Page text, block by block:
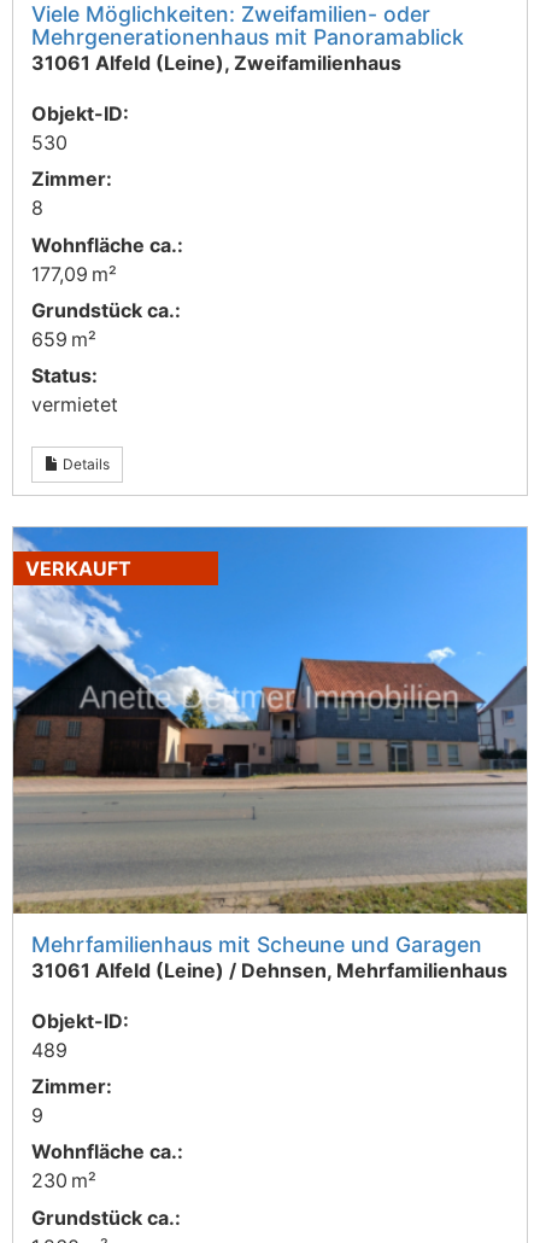
Viele Möglichkeiten: Zweifamilien- oder
Mehrgenerationenhaus mit Panoramablick
31061 Alfeld (Leine), Zweifamilienhaus
Objekt-ID:
530
Zimmer:
8
Wohnfläche ca.:
177,09 m²
Grund­stück ca.:
659 m²
Status:
vermietet
Details
VERKAUFT
Mehrfamilienhaus mit Scheune und Garagen
31061 Alfeld (Leine) / Dehnsen, Mehrfamilienhaus
Objekt-ID:
489
Zimmer:
9
Wohnfläche ca.:
230 m²
Grund­stück ca.: